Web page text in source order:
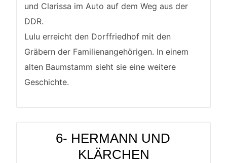
und Clarissa im Auto auf dem Weg aus der
DDR.
Lulu erreicht den Dorffriedhof mit den
Gräbern der Familienangehörigen. In einem
alten Baumstamm sieht sie eine weitere
Geschichte.
6- HERMANN UND
KLÄRCHEN